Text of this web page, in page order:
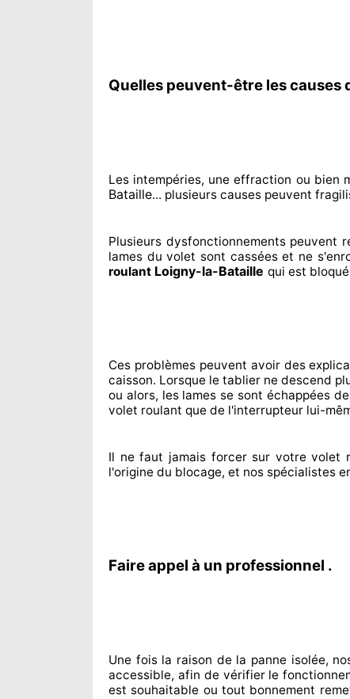
Quelles peuvent-être les causes
Les intempéries, une effraction ou bien
Bataille... plusieurs causes peuvent
Plusieurs dysfonctionnements peuvent
lames du volet sont casséeset ne
roulant Loigny-la-Bataille qui est bloqué
Ces problèmes peuvent avoir des
caisson. Lorsque le tablier ne descend
ou alors, les lames se sont échappées
volet roulant que de l'interrupteur lui-
Il ne faut jamais forcer sur votre volet
l'origine du blocage, et nos spécialistes
Faire appel à un professionnel .
Une fois la raison de la panne isolée,
accessible, afin de vérifier le
est souhaitable ou tout bonnement